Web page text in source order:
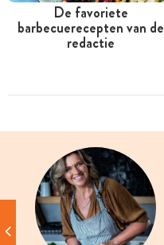
De favoriete
barbecuerecepten van de
redactie